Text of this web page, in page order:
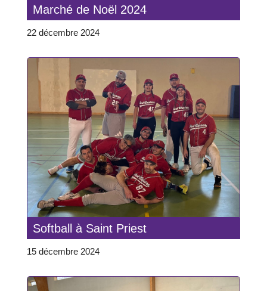
Marché de Noël 2024
22 décembre 2024
Softball à Saint Priest
15 décembre 2024